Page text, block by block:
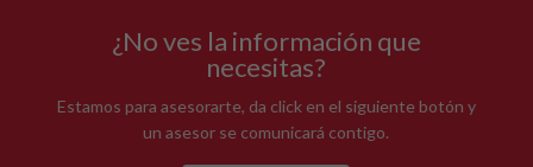
¿No ves la información que
necesitas?
Estamos para asesorarte, da click en el siguiente botón y
un asesor se comunicará contigo.